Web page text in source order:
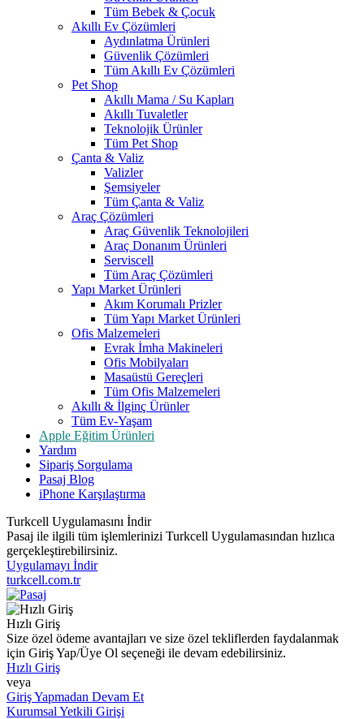
Tüm Bebek & Çocuk
Akıllı Ev Çözümleri
Aydınlatma Ürünleri
Güvenlik Çözümleri
Tüm Akıllı Ev Çözümleri
Pet Shop
Akıllı Mama / Su Kapları
Akıllı Tuvaletler
Teknolojik Ürünler
Tüm Pet Shop
Çanta & Valiz
Valizler
Şemsiyeler
Tüm Çanta & Valiz
Araç Çözümleri
Araç Güvenlik Teknolojileri
Araç Donanım Ürünleri
Serviscell
Tüm Araç Çözümleri
Yapı Market Ürünleri
Akım Korumalı Prizler
Tüm Yapı Market Ürünleri
Ofis Malzemeleri
Evrak İmha Makineleri
Ofis Mobilyaları
Masaüstü Gereçleri
Tüm Ofis Malzemeleri
Akıllı & İlginç Ürünler
Tüm Ev-Yaşam
Apple Eğitim Ürünleri
Yardım
Sipariş Sorgulama
Pasaj Blog
iPhone Karşılaştırma
Turkcell Uygulamasını İndir
Pasaj ile ilgili tüm işlemlerinizi Turkcell Uygulamasından hızlıca
gerçekleştirebilirsiniz.
Uygulamayı İndir
turkcell.com.tr
Hızlı Giriş
Size özel ödeme avantajları ve size özel tekliflerden faydalanmak
için Giriş Yap/Üye Ol seçeneği ile devam edebilirsiniz.
Hızlı Giriş
veya
Giriş Yapmadan Devam Et
Kurumsal Yetkili Girişi